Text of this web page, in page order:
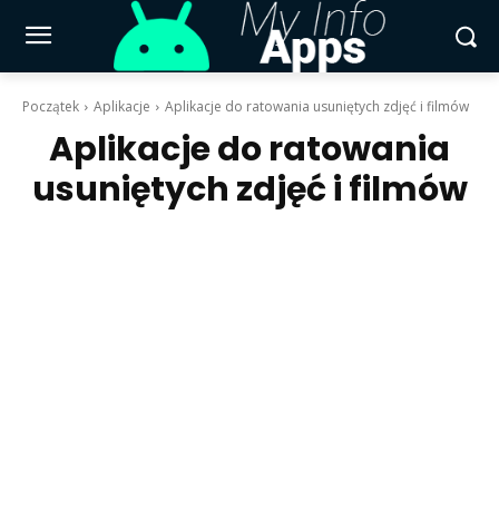
Początek Aplikacje Aplikacje do ratowania usuniętych zdjęć i filmów
Aplikacje do ratowania
usuniętych zdjęć i filmów